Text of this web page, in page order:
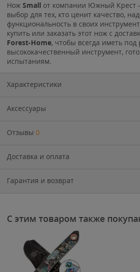
Нож Small от компании Южный Крест
выбор для тех, кто ценит качество,
функциональность в своих
купить или заказать этот нож с
Forest-Home, чтобы всегда иметь под
высококачественный инструмент,
испытаниям.
Характеристики
Аксессуары
Отзывы 0
Доставка и оплата
Гарантия и возврат
С этим товаром также